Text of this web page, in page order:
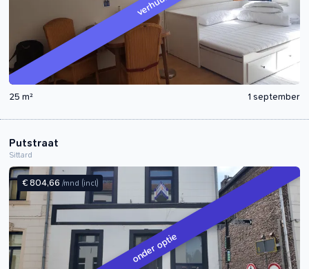
25 m² 1 september
Putstraat
Sittard
€ 804,66 /mnd (incl)
onder optie